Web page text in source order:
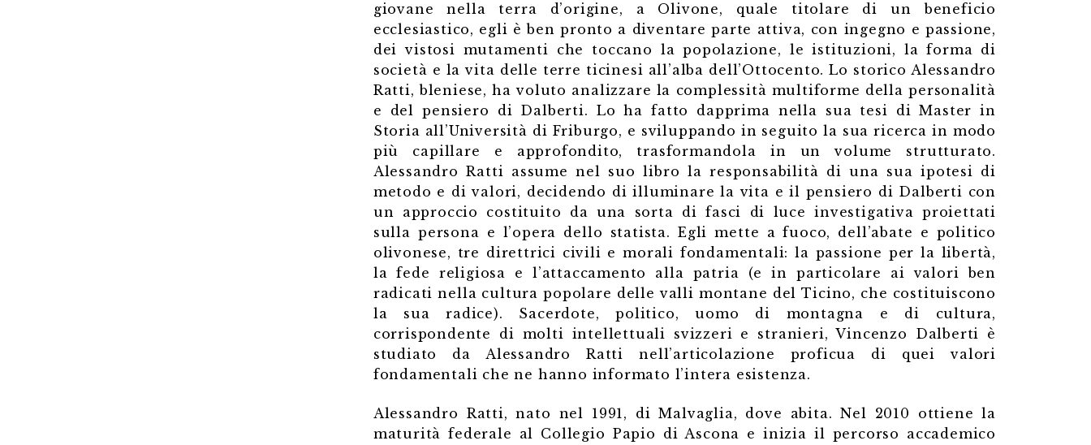
giovane nella terra d’origine, a Olivone, quale titolare di un beneficio
ecclesiastico, egli è ben pronto a diventare parte attiva, con ingegno e passione,
dei vistosi mutamenti che toccano la popolazione, le istituzioni, la forma di
società e la vita delle terre ticinesi all’alba dell’Ottocento. Lo storico Alessandro
Ratti, bleniese, ha voluto analizzare la complessità multiforme della personalità
e del pensiero di Dalberti. Lo ha fatto dapprima nella sua tesi di Master in
Storia all’Università di Friburgo, e sviluppando in seguito la sua ricerca in modo
più capillare e approfondito, trasformandola in un volume strutturato.
Alessandro Ratti assume nel suo libro la responsabilità di una sua ipotesi di
metodo e di valori, decidendo di illuminare la vita e il pensiero di Dalberti con
un approccio costituito da una sorta di fasci di luce investigativa proiettati
sulla persona e l’opera dello statista. Egli mette a fuoco, dell’abate e politico
olivonese, tre direttrici civili e morali fondamentali: la passione per la libertà,
la fede religiosa e l’attaccamento alla patria (e in particolare ai valori ben
radicati nella cultura popolare delle valli montane del Ticino, che costituiscono
la sua radice). Sacerdote, politico, uomo di montagna e di cultura,
corrispondente di molti intellettuali svizzeri e stranieri, Vincenzo Dalberti è
studiato da Alessandro Ratti nell’articolazione proficua di quei valori
fondamentali che ne hanno informato l’intera esistenza.
Alessandro Ratti, nato nel 1991, di Malvaglia, dove abita. Nel 2010 ottiene la
maturità federale al Collegio Papio di Ascona e inizia il percorso accademico